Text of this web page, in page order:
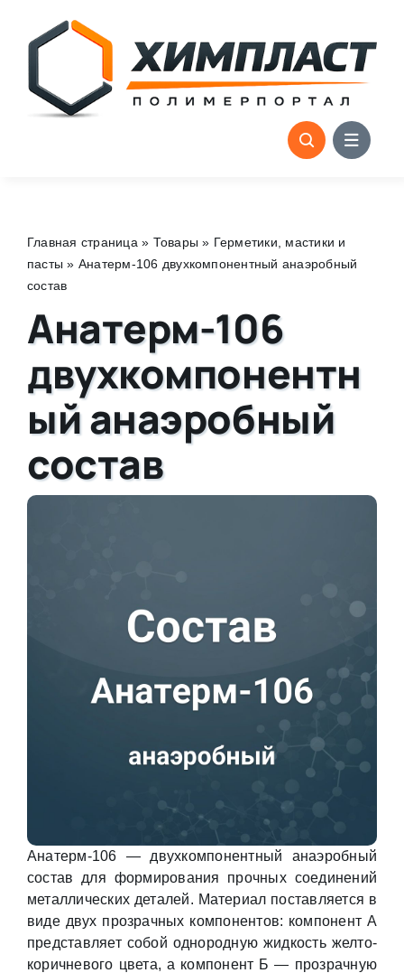
content
Главная страница » Товары » Герметики, мастики и
пасты » Анатерм-106 двухкомпонентный анаэробный
состав
Анатерм-106
двухкомпонентн
ый анаэробный
состав
Анатерм-106 — двухкомпонентный анаэробный
состав для формирования прочных соединений
металлических деталей. Материал поставляется в
виде двух прозрачных компонентов: компонент А
представляет собой однородную жидкость желто-
коричневого цвета, а компонент Б — прозрачную